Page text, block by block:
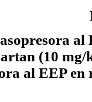
(10
al EEP